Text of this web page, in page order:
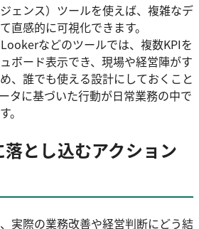
ェンス）ツールを使えば、複雑なデ
直感的に可視化できます。
などのツールでは、複数KPIを
ボード表示でき、現場や経営陣がす
、誰でも使える設計にしておくこと
タに基づいた行動が日常業務の中で
。
とし込むアクション
実際の業務改善や経営判断にどう結